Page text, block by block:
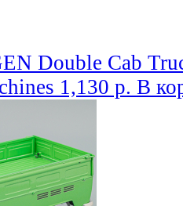
Double Cab
1,130 р. В